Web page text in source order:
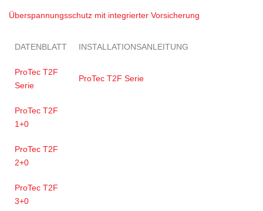
Überspannungsschutz mit integrierter Vorsicherung
DATENBLATT INSTALLATIONSANLEITUNG
ProTec T2F
Serie
ProTec T2F Serie
ProTec T2F
1+0
ProTec T2F
2+0
ProTec T2F
3+0